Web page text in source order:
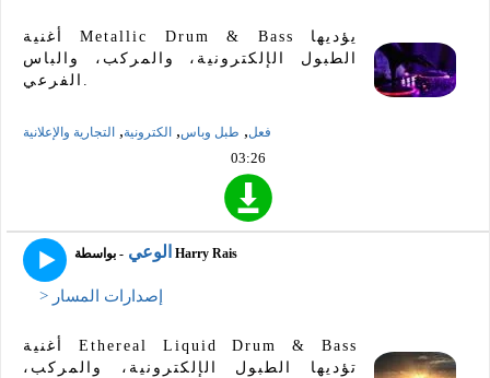
أغنية Metallic Drum & Bass يؤديها
الطبول الإلكترونية، والمركب، والباس
فعل, طبل وباس, الكترونية,
التجارية والإعلانية
03:26
الوعي - بواسطة Harry Rais
> إصدارات المسار
أغنية Ethereal Liquid Drum & Bass
تؤديها الطبول الإلكترونية، والمركب،